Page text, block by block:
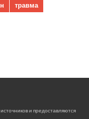
травма
и предоставляются